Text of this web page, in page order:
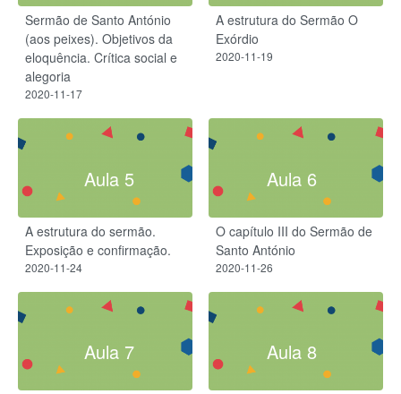
Sermão de Santo António
(aos peixes). Objetivos da
eloquência. Crítica social e
alegoria
2020-11-17
A estrutura do Sermão O
Exórdio
2020-11-19
Aula 5
A estrutura do sermão.
Exposição e confirmação.
2020-11-24
Aula 6
O capítulo III do Sermão de
Santo António
2020-11-26
Aula 7 Aula 8